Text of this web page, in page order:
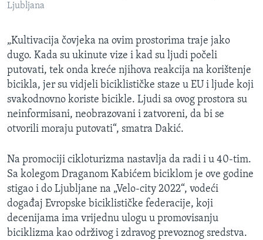
Ljubljana
„Kultivacija čovjeka na ovim prostorima traje jako
dugo. Kada su ukinute vize i kad su ljudi počeli
putovati, tek onda kreće njihova reakcija na korištenje
bicikla, jer su vidjeli biciklističke staze u EU i ljude koji
svakodnovno koriste bicikle. Ljudi sa ovog prostora su
neinformisani, neobrazovani i zatvoreni, da bi se
otvorili moraju putovati“, smatra Dakić.
Na promociji cikloturizma nastavlja da radi i u 40-tim.
Sa kolegom Draganom Kabićem biciklom je ove godine
stigao i do Ljubljane na „Velo-city 2022“, vodeći
događaj Evropske biciklističke federacije, koji
decenijama ima vrijednu ulogu u promovisanju
biciklizma kao održivog i zdravog prevoznog sredstva.